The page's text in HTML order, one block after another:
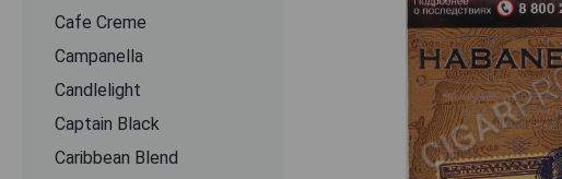
Cafe Creme
Campanella
Candlelight
Captain Black
Caribbean Blend